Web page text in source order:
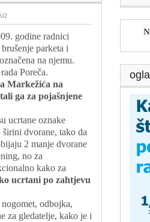
godine radnici
parketa i
na njemu.
Poreča.
Markežića na
ga za pojašnjene
ucrtane oznake
dvorane, tako da
2 manje dvorane
no za
kako za
ucrtani po zahtjevu
odbojka,
za gledatelje, kako je i